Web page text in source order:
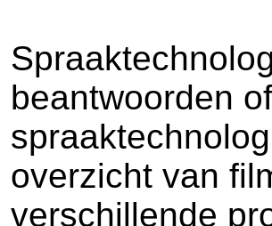
beantwoorden
overzicht van
verschillende